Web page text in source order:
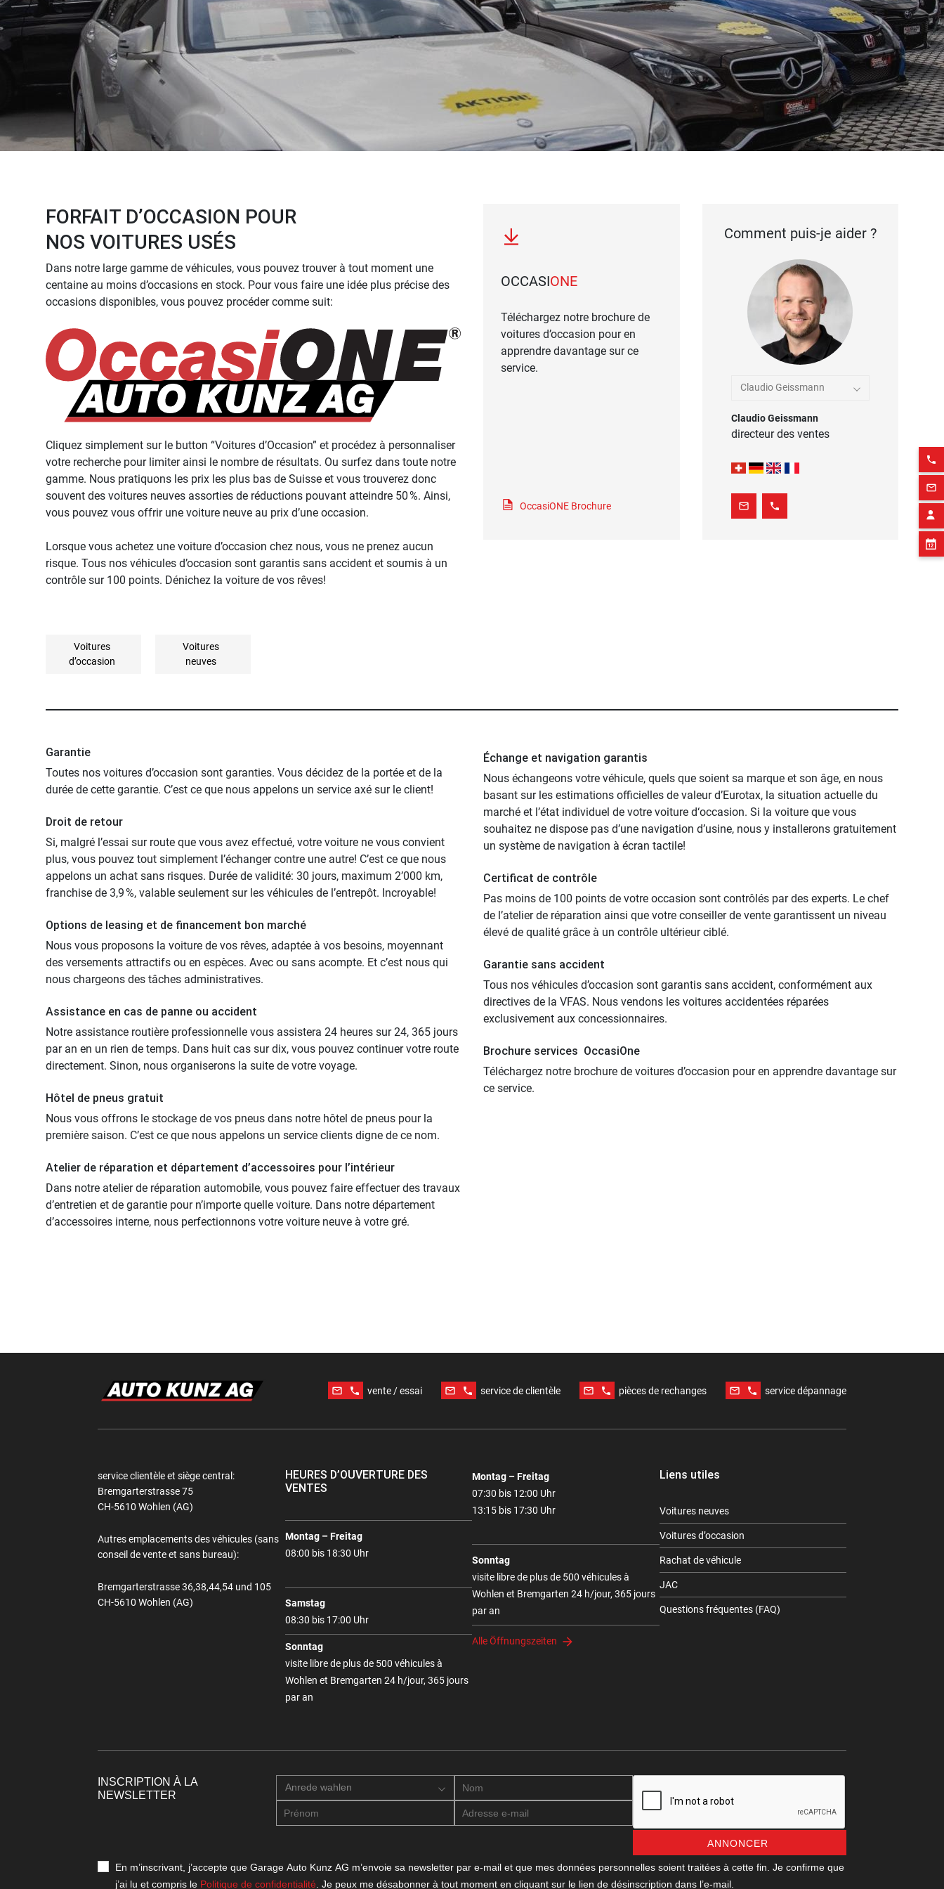
phone
mail_outline
FORFAIT D’OCCASION POUR
NOS VOITURES USÉS
Dans notre large gamme de véhicules, vous pouvez trouver à tout moment une
centaine au moins d’occasions en stock. Pour vous faire une idée plus précise des
occasions disponibles, vous pouvez procéder comme suit:
Cliquez simplement sur le button “Voitures d’Occasion” et procédez à personnaliser
votre recherche pour limiter ainsi le nombre de résultats. Ou surfez dans toute notre
gamme. Nous pratiquons les prix les plus bas de Suisse et vous trouverez donc
souvent des voitures neuves assorties de réductions pouvant atteindre 50 %. Ainsi,
vous pouvez vous offrir une voiture neuve au prix d’une occasion.
Lorsque vous achetez une voiture d’occasion chez nous, vous ne prenez aucun
risque. Tous nos véhicules d’occasion sont garantis sans accident et soumis à un
contrôle sur 100 points. Dénichez la voiture de vos rêves!
OCCASIONE
Téléchargez notre brochure de
voitures d’occasion pour en
apprendre davantage sur ce
service.
OccasiONE Brochure
Comment puis-je aider ?
Claudio Geissmann
Claudio Geissmann
directeur des ventes
mail_outline phone
Voitures
d’occasion
Voitures
neuves
Garantie
Toutes nos voitures d’occasion sont garanties. Vous décidez de la portée et de la
durée de cette garantie. C’est ce que nous appelons un service axé sur le client!
Droit de retour
Si, malgré l’essai sur route que vous avez effectué, votre voiture ne vous convient
plus, vous pouvez tout simplement l’échanger contre une autre! C’est ce que nous
appelons un achat sans risques. Durée de validité: 30 jours, maximum 2’000 km,
franchise de 3,9 %, valable seulement sur les véhicules de l’entrepôt. Incroyable!
Options de leasing et de financement bon marché
Nous vous proposons la voiture de vos rêves, adaptée à vos besoins, moyennant
des versements attractifs ou en espèces. Avec ou sans acompte. Et c’est nous qui
nous chargeons des tâches administratives.
Assistance en cas de panne ou accident
Notre assistance routière professionnelle vous assistera 24 heures sur 24, 365 jours
par an en un rien de temps. Dans huit cas sur dix, vous pouvez continuer votre route
directement. Sinon, nous organiserons la suite de votre voyage.
Hôtel de pneus gratuit
Nous vous offrons le stockage de vos pneus dans notre hôtel de pneus pour la
première saison. C’est ce que nous appelons un service clients digne de ce nom.
Atelier de réparation et département d’accessoires pour l’intérieur
Dans notre atelier de réparation automobile, vous pouvez faire effectuer des travaux
d’entretien et de garantie pour n’importe quelle voiture. Dans notre département
d’accessoires interne, nous perfectionnons votre voiture neuve à votre gré.
Échange et navigation garantis
Nous échangeons votre véhicule, quels que soient sa marque et son âge, en nous
basant sur les estimations officielles de valeur d’Eurotax, la situation actuelle du
marché et l’état individuel de votre voiture d‘occasion. Si la voiture que vous
souhaitez ne dispose pas d’une navigation d’usine, nous y installerons gratuitement
un système de navigation à écran tactile!
Certificat de contrôle
Pas moins de 100 points de votre occasion sont contrôlés par des experts. Le chef
de l’atelier de réparation ainsi que votre conseiller de vente garantissent un niveau
élevé de qualité grâce à un contrôle ultérieur ciblé.
Garantie sans accident
Tous nos véhicules d’occasion sont garantis sans accident, conformément aux
directives de la VFAS. Nous vendons les voitures accidentées réparées
exclusivement aux concessionnaires.
Brochure services OccasiOne
Téléchargez notre brochure de voitures d’occasion pour en apprendre davantage sur
ce service.
mail_outline phone vente / essai mail_outline phone service de clientèle mail_outline phone pièces de rechanges mail_outline phone service dépannage
service clientèle et siège central:
Bremgarterstrasse 75
CH-5610 Wohlen (AG)
Autres emplacements des véhicules (sans
conseil de vente et sans bureau):
Bremgarterstrasse 36,38,44,54 und 105
CH-5610 Wohlen (AG)
HEURES D’OUVERTURE DES
VENTES
Montag – Freitag
08:00 bis 18:30 Uhr
Samstag
08:30 bis 17:00 Uhr
Sonntag
visite libre de plus de 500 véhicules à
Wohlen et Bremgarten 24 h/jour, 365 jours
par an
Montag – Freitag
07:30 bis 12:00 Uhr
13:15 bis 17:30 Uhr
Sonntag
visite libre de plus de 500 véhicules à
Wohlen et Bremgarten 24 h/jour, 365 jours
par an
Alle Öffnungszeiten
Liens utiles
Voitures neuves
Voitures d’occasion
Rachat de véhicule
JAC
Questions fréquentes (FAQ)
INSCRIPTION À LA
NEWSLETTER
Anrede wahlen
ANNONCER
En m’inscrivant, j’accepte que Garage Auto Kunz AG m’envoie sa newsletter par e-mail et que mes données personnelles soient traitées à cette fin. Je confirme que
j’ai lu et compris le Politique de confidentialité . Je peux me désabonner à tout moment en cliquant sur le lien de désinscription dans l’e-mail.